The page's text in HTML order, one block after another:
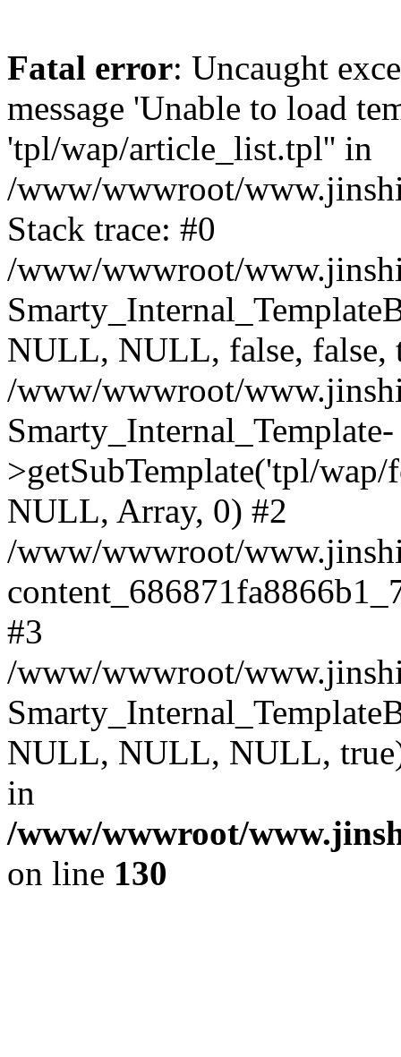
Fatal error: Uncaught
message 'Unable to load
'tpl/wap/article_list.tpl'' in
/www/wwwroot/
Stack trace: #0
/www/wwwroot/
NULL, NULL, false, false,
/www/wwwroot/
Smarty_Internal_Template-
>getSubTemplate('tpl/
NULL, Array, 0) #2
/www/wwwroot/
#3
/www/wwwroot/
NULL, NULL, NULL,
in
/www/wwwroot/
on line 130